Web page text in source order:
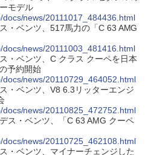
モデル
news/20111017_484436.html
・ベンツ、517馬力の「C 63 AMG
news/20111003_481416.html
・ベンツ、C クラス クーペを日本
予約開始
news/20110729_464052.html
・ベンツ、V8 6.3リッターエンジ
news/20110825_472752.html
ス・ベンツ、「C 63 AMG クーペ
news/20110725_462108.html
・ベンツ、マイナーチェンジした